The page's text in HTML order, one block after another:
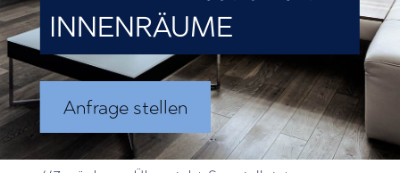
INNENRÄUME
Anfrage stellen